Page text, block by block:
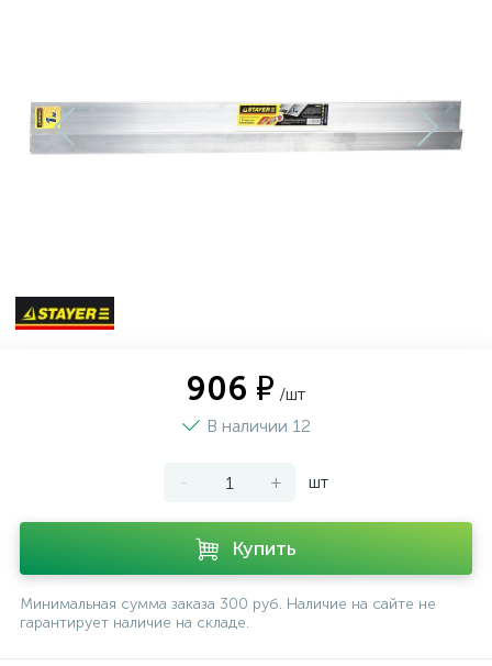
906 ₽ /шт
В наличии 12
- + шт
Купить
Минимальная сумма заказа 300 руб. Наличие на сайте не
гарантирует наличие на складе.